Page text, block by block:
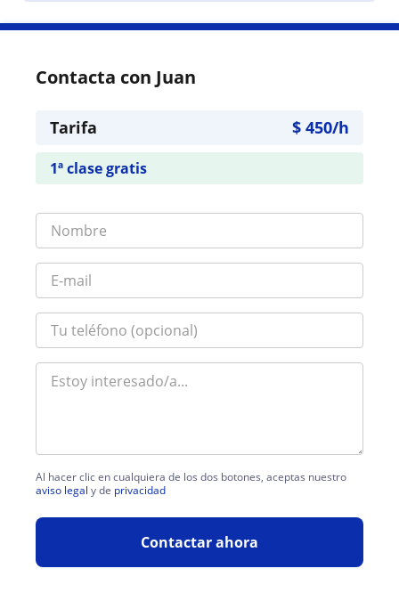
Contacta con Juan
Tarifa $ 450/h
1ª clase gratis
Al hacer clic en cualquiera de los dos botones, aceptas nuestro
aviso legal y de privacidad
Contactar ahora